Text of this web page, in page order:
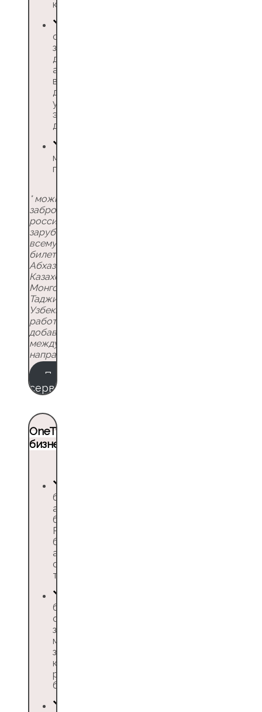
кабинете»
онлайн-доступ к
закрывающим
документам,
автоматическая
выгрузка в 1С и
другие системы
учёта,
электронный
документооборот
мобильное
приложение
* можно
забронировать
российского банка
зарубежные отели
всему миру
билеты по России,
Абхазии, Беларуси,
Казахстану, Киргизии,
Монголии,
Таджикистану и
Узбекистану. Сервис
работает над
добавлением
международных
направлений
Протестировать
сервис
OneTwoTrip для
бизнеса
бронирование
авиа-, ж/д
билетов по
России и СНГ,
билетов на
аэроэкспресс,
организация
трансферов
бронирование
отелей, включая
зарубежные —
можно
забронировать
картой
российского
банка